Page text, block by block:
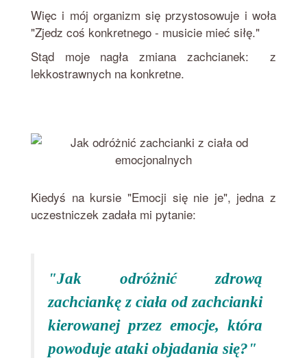
Więc i mój organizm się przystosowuje i woła
"Zjedz coś konkretnego - musicie mieć siłę."
Stąd moje nagła zmiana zachcianek: z
lekkostrawnych na konkretne.
Kiedyś na kursie "Emocji się nie je", jedna z
uczestniczek zadała mi pytanie:
"Jak odróżnić zdrową
zachciankę z ciała od zachcianki
kierowanej przez emocje, która
powoduje ataki objadania się?"